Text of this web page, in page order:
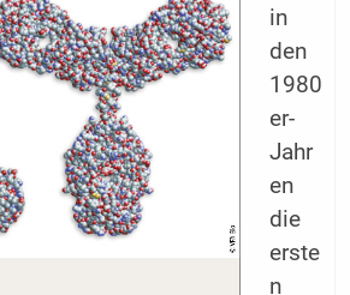
in
den
1980
er-
Jahr
en
die
erste
n